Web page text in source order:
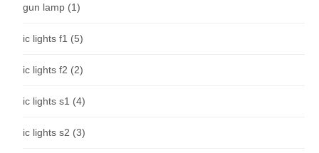
gun lamp (1)
ic lights f1 (5)
ic lights f2 (2)
ic lights s1 (4)
ic lights s2 (3)